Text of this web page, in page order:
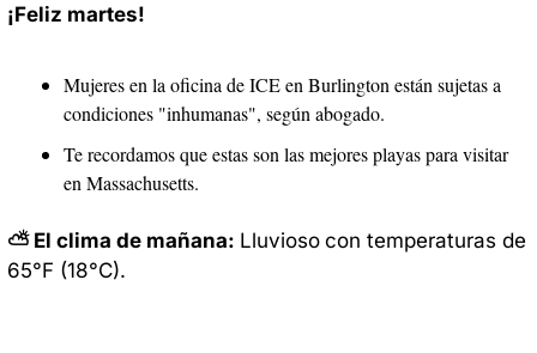
¡Feliz martes!
Mujeres en la oficina de ICE en Burlington están sujetas a
condiciones "inhumanas", según abogado.
Te recordamos que estas son las mejores playas para visitar
en Massachusetts.
⛅ El clima de mañana: Lluvioso con temperaturas de
65°F (18°C).